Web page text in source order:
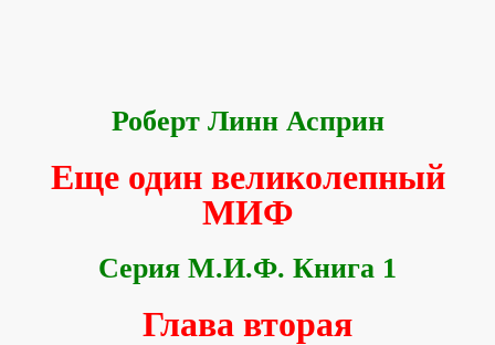
Роберт Линн Асприн
Еще один великолепный
МИФ
Серия М.И.Ф. Книга 1
Глава вторая